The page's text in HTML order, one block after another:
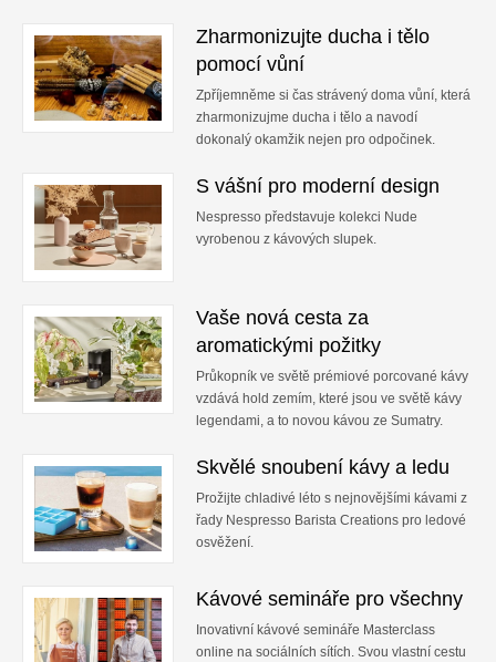
Zharmonizujte ducha i tělo
pomocí vůní
Zpříjemněme si čas strávený doma vůní, která
zharmonizujme ducha i tělo a navodí
dokonalý okamžik nejen pro odpočinek.
S vášní pro moderní design
Nespresso představuje kolekci Nude
vyrobenou z kávových slupek.
Vaše nová cesta za
aromatickými požitky
Průkopník ve světě prémiové porcované kávy
vzdává hold zemím, které jsou ve světě kávy
legendami, a to novou kávou ze Sumatry.
Skvělé snoubení kávy a ledu
Prožijte chladivé léto s nejnovějšími kávami z
řady Nespresso Barista Creations pro ledové
osvěžení.
Kávové semináře pro všechny
Inovativní kávové semináře Masterclass
online na sociálních sítích. Svou vlastní cestu